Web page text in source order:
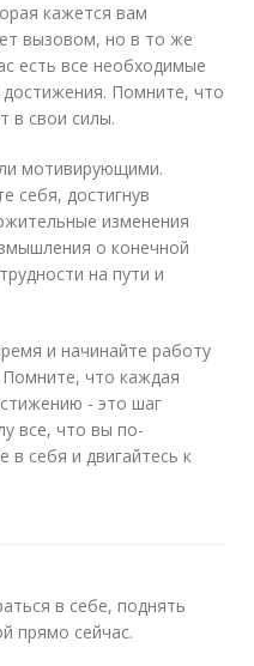
кажется вам
вызовом, но в то же
есть все необходимые
Помните, что
в свои силы.
мотивирующими.
себя, достигнув
изменения
о конечной
на пути и
и начинайте работу
Помните, что каждая
- это шаг
все, что вы по-
себя и двигайтесь к
в себе, поднять
прямо сейчас.